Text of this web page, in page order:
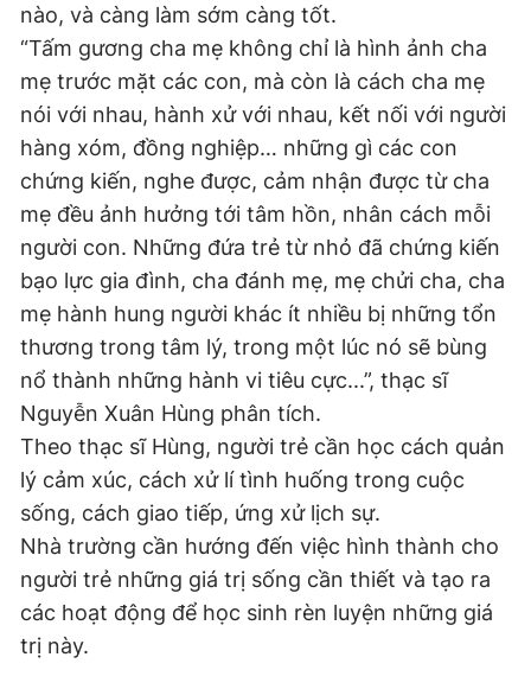
nào, và càng làm sớm càng tốt.
“Tấm gương cha mẹ không chỉ là hình ảnh cha
mẹ trước mặt các con, mà còn là cách cha mẹ
nói với nhau, hành xử với nhau, kết nối với người
hàng xóm, đồng nghiệp… những gì các con
chứng kiến, nghe được, cảm nhận được từ cha
mẹ đều ảnh hưởng tới tâm hồn, nhân cách mỗi
người con. Những đứa trẻ từ nhỏ đã chứng kiến
bạo lực gia đình, cha đánh mẹ, mẹ chửi cha, cha
mẹ hành hung người khác ít nhiều bị những tổn
thương trong tâm lý, trong một lúc nó sẽ bùng
nổ thành những hành vi tiêu cực...”, thạc sĩ
Nguyễn Xuân Hùng phân tích.
Theo thạc sĩ Hùng, người trẻ cần học cách quản
lý cảm xúc, cách xử lí tình huống trong cuộc
sống, cách giao tiếp, ứng xử lịch sự.
Nhà trường cần hướng đến việc hình thành cho
người trẻ những giá trị sống cần thiết và tạo ra
các hoạt động để học sinh rèn luyện những giá
trị này.